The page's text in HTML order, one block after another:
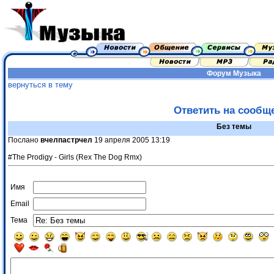
Форум Музыка
вернуться в тему
Ответить на
Без темы
Послано вчелпастрчел 19 апреля 2005 13:19
#The Prodigy - Girls (Rex The Dog Rmx)
Имя
Email
Тема